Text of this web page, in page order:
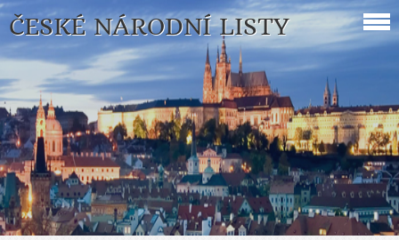
ČESKÉ NÁRODNÍ LISTY